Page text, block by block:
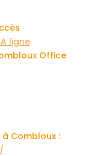
ligne
Office
Combloux :